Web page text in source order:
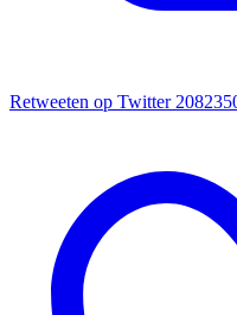
Retweeten op Twitter